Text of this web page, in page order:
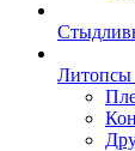
Литопсы